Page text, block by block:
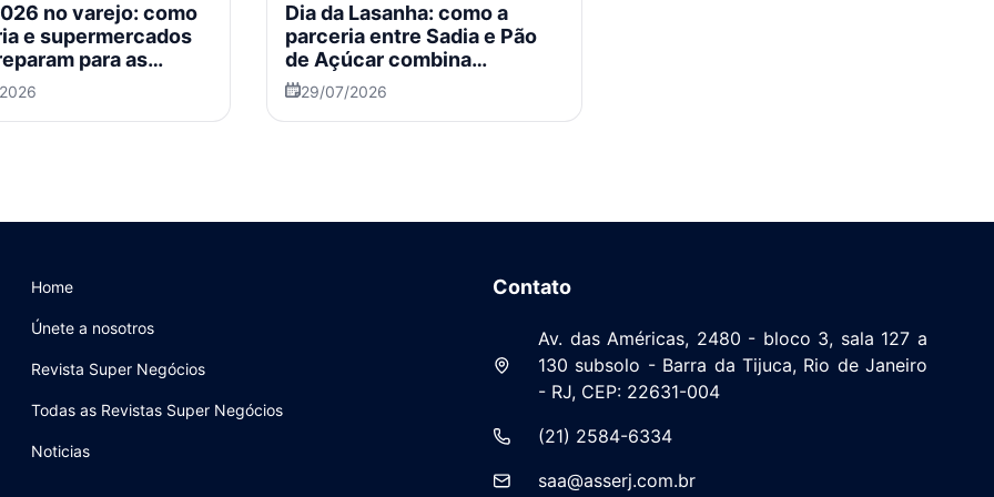
no varejo: como
e supermercados
para as
Dia da Lasanha: como a
parceria entre Sadia e Pão
de Açúcar combina
promoção, engajamento e
inovação
29/07/2026
Home
Únete a nosotros
Revista Super Negócios
Todas as Revistas Super Negócios
Noticias
Contato
Av. das Américas, 2480 - bloco 3, sala 127 a
130 subsolo - Barra da Tijuca, Rio de Janeiro
- RJ, CEP: 22631-004
(21) 2584-6334
saa@asserj.com.br